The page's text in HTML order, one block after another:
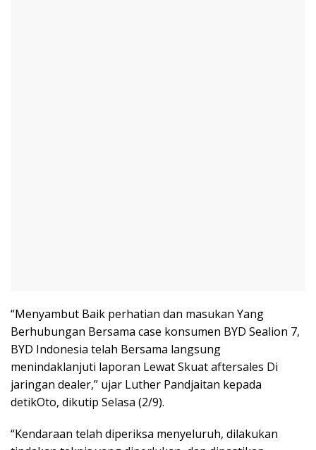
“Menyambut Baik perhatian dan masukan Yang
Berhubungan Bersama case konsumen BYD Sealion 7,
BYD Indonesia telah Bersama langsung
menindaklanjuti laporan Lewat Skuat aftersales Di
jaringan dealer,” ujar Luther Pandjaitan kepada
detikOto, dikutip Selasa (2/9).
“Kendaraan telah diperiksa menyeluruh, dilakukan